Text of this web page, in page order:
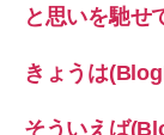
と思いを馳せ
きょうは
そういえば